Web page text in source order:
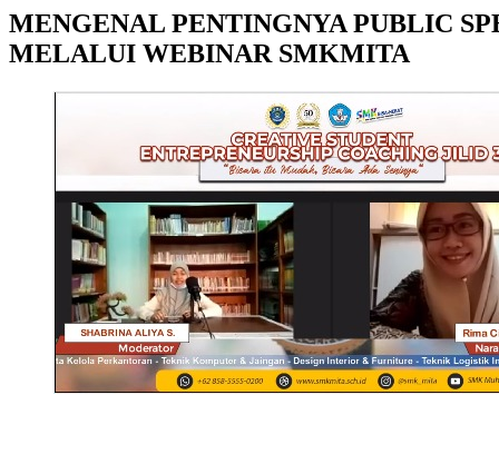
MENGENAL PENTINGNYA PUBLIC
MELALUI WEBINAR SMKMITA